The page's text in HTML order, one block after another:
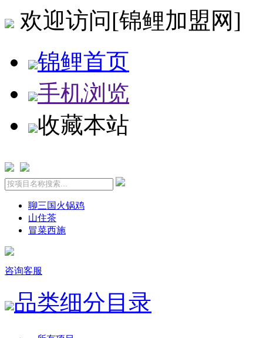
欢迎访问[锦鲤加盟网]
锦鲤首页
手机浏览
收藏本站
聊三国火锅鸡
山住茶
冒菜西施
咨询客服
品类细分目录